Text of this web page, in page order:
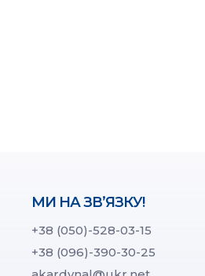
МИ НА ЗВ’ЯЗКУ!
+38 (050)-528-03-15
+38 (096)-390-30-25